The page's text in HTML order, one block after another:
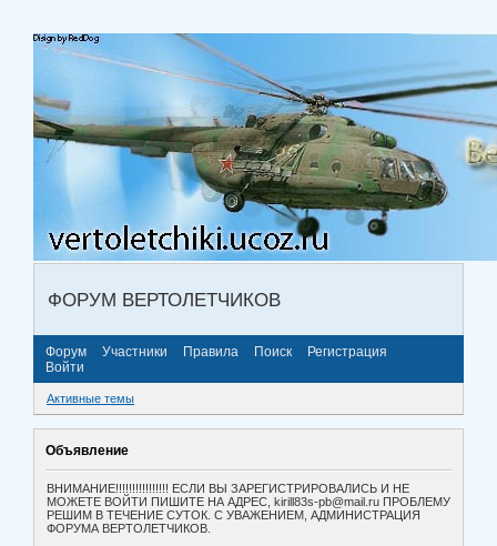
ФОРУМ ВЕРТОЛЕТЧИКОВ
Форум Участники Правила Поиск
Регистрация
Войти
Активные темы
Объявление
ВНИМАНИЕ!!!!!!!!!!!!!!!! ЕСЛИ ВЫ ЗАРЕГИСТРИРОВАЛИСЬ И НЕ
МОЖЕТЕ ВОЙТИ ПИШИТЕ НА АДРЕС, kirill83s-pb@mail.ru ПРОБЛЕМУ
РЕШИМ В ТЕЧЕНИЕ СУТОК. С УВАЖЕНИЕМ, АДМИНИСТРАЦИЯ
ФОРУМА ВЕРТОЛЕТЧИКОВ.